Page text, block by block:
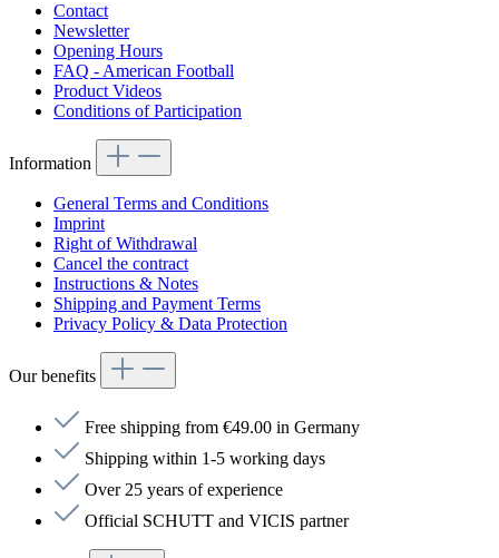
Contact
Newsletter
Opening Hours
FAQ - American Football
Product Videos
Conditions of Participation
Information
General Terms and Conditions
Imprint
Right of Withdrawal
Cancel the contract
Instructions & Notes
Shipping and Payment Terms
Privacy Policy & Data Protection
Our benefits
Free shipping from €49.00 in Germany
Shipping within 1-5 working days
Over 25 years of experience
Official SCHUTT and VICIS partner